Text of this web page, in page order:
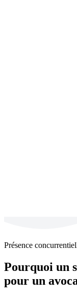
Présence
Pourquoi un
pour un